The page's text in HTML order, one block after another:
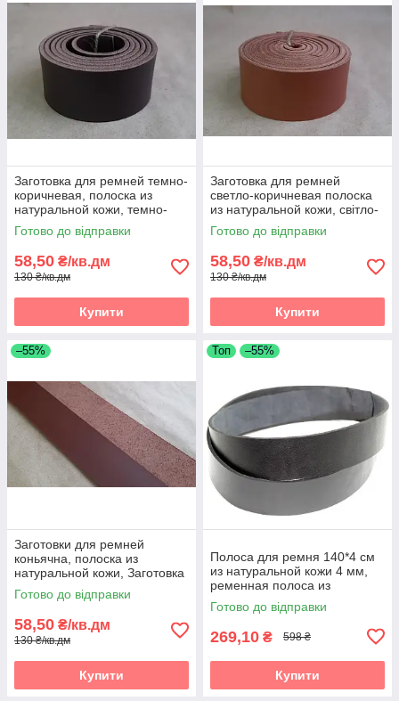
Заготовка для ремней темно-
коричневая, полоска из
натуральной кожи, темно-
коричнева реміна полоса зі
шкіри
Готово до відправки
58,50 ₴/кв.дм
130 ₴/кв.дм
Купити
Заготовка для ремней
светло-коричневая полоска
из натуральной кожи, світло-
коричнева реміна полоса зі
шкіри
Готово до відправки
58,50 ₴/кв.дм
130 ₴/кв.дм
Купити
–55%
Заготовки для ремней
коньячна, полоска из
натуральной кожи, Заготовка
для ременя чорна, полоски зі
шкіри
Готово до відправки
58,50 ₴/кв.дм
130 ₴/кв.дм
Купити
Топ –55%
Полоса для ремня 140*4 см
из натуральной кожи 4 мм,
ременная полоса из
натуральной кожи 1400*40
мм, черная
Готово до відправки
269,10 ₴ 598 ₴
Купити